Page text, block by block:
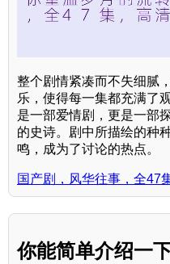
整个剧情紧凑而不失细腻
乐，使得每一集都充满了
是一部爱情剧，更是一部
的史诗。剧中所描绘的种
鸣，成为了讨论的热点。
国产剧，风华往事，全47
你能简单介绍一